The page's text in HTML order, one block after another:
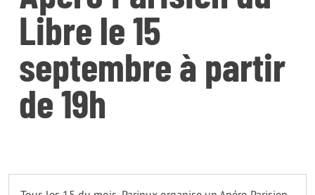
Libre le 15
septembre à partir
de 19h